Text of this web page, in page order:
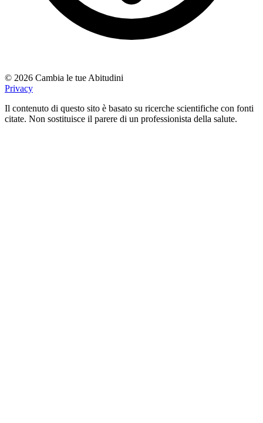
© 2026 Cambia le tue Abitudini
Privacy
Il contenuto di questo sito è basato su ricerche scientifiche con fonti
citate. Non sostituisce il parere di un professionista della salute.